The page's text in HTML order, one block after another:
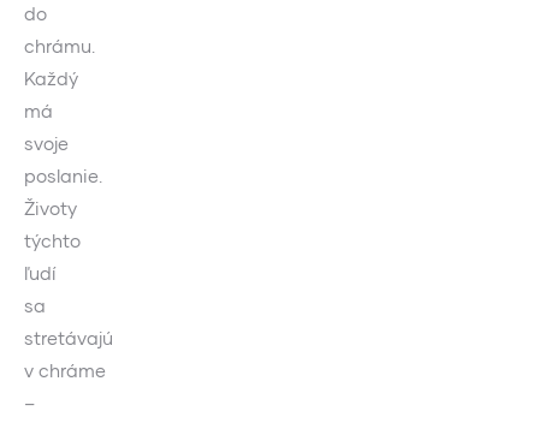
do
chrámu.
Každý
má
svoje
poslanie.
Životy
týchto
ľudí
sa
stretávajú
v chráme
–